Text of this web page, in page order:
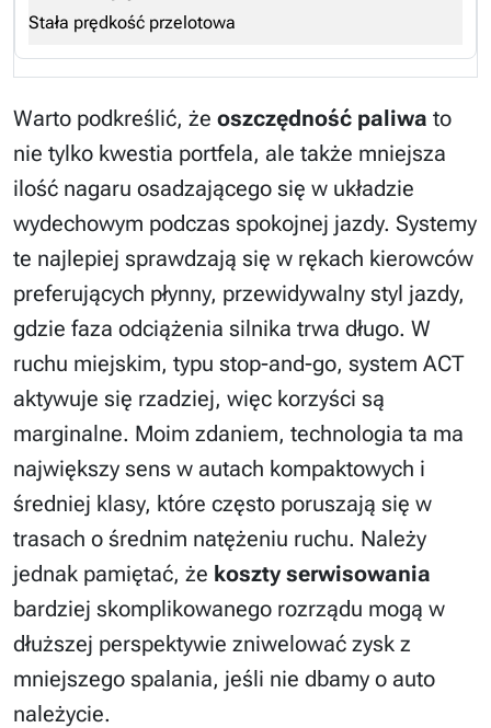
Stała prędkość przelotowa
Warto podkreślić, że oszczędność paliwa to
nie tylko kwestia portfela, ale także mniejsza
ilość nagaru osadzającego się w układzie
wydechowym podczas spokojnej jazdy. Systemy
te najlepiej sprawdzają się w rękach kierowców
preferujących płynny, przewidywalny styl jazdy,
gdzie faza odciążenia silnika trwa długo. W
ruchu miejskim, typu stop-and-go, system ACT
aktywuje się rzadziej, więc korzyści są
marginalne. Moim zdaniem, technologia ta ma
największy sens w autach kompaktowych i
średniej klasy, które często poruszają się w
trasach o średnim natężeniu ruchu. Należy
jednak pamiętać, że koszty serwisowania
bardziej skomplikowanego rozrządu mogą w
dłuższej perspektywie zniwelować zysk z
mniejszego spalania, jeśli nie dbamy o auto
należycie.